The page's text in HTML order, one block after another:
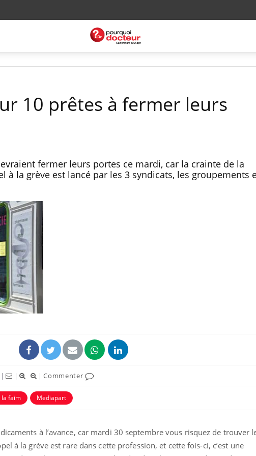
10 prêtes à fermer leurs
fermer leurs portes ce mardi, car la crainte de la
à la grève est lancé par les 3 syndicats, les groupements
| | |Commenter
la faim Mediapart
à l’avance, car mardi 30 septembre vous risquez de trouver
à la grève est rare dans cette profession, et cette fois-ci, c’est une
elle enfin ?
Pourquoi votre ventre
gâche-t-il les premiers